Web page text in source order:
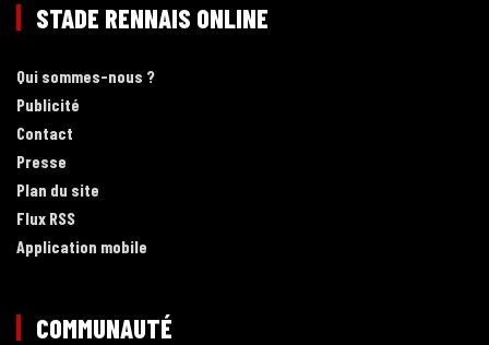
STADE RENNAIS ONLINE
Qui sommes-nous ?
Publicité
Contact
Presse
Plan du site
Flux RSS
Application mobile
COMMUNAUTÉ